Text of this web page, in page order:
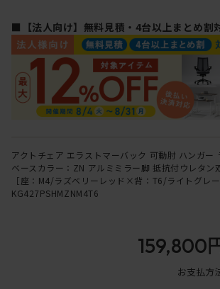
■【法人向け】無料見積・4台以上まとめ割
アクトチェア エラストマーバック 可動肘 ハンガー
ベースカラー：ZN アルミミラー脚 抵抗付ウレタン
［座：M4/ラズベリーレッド×背：T6/ライトグレー
KG427PSHMZNM4T6
159,800
お支払方